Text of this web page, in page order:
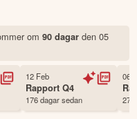
Nivika Fastigheter
Noterad
Sverige
om90 dagar den05
12 Feb
RapportQ4
176 dagar sedan
06